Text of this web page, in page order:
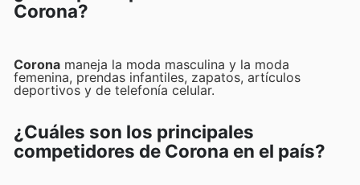
Corona?
Corona maneja la moda masculina y la moda
femenina, prendas infantiles, zapatos, artículos
deportivos y de telefonía celular.
¿Cuáles son los principales
competidores de Corona en el país?